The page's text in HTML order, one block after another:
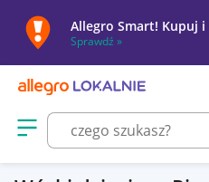
Allegro Smart! Kupuj i
Sprawdź »
Otwórz menu z kategoriami